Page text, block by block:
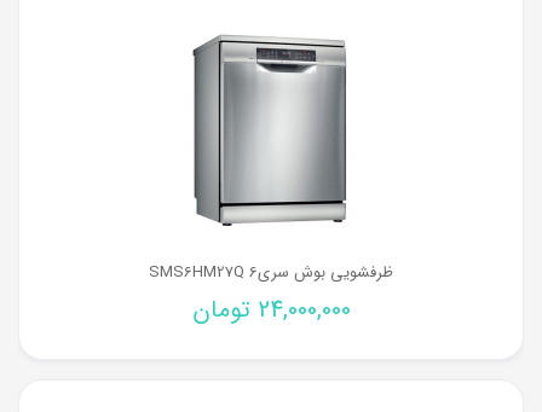
ظرفشویی بوش سری6 SMS6HM27Q
24,000,000 تومان